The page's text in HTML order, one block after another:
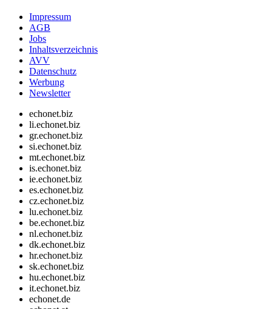
Impressum
AGB
Jobs
Inhaltsverzeichnis
AVV
Datenschutz
Werbung
Newsletter
echonet.biz
li.echonet.biz
gr.echonet.biz
si.echonet.biz
mt.echonet.biz
is.echonet.biz
ie.echonet.biz
es.echonet.biz
cz.echonet.biz
lu.echonet.biz
be.echonet.biz
nl.echonet.biz
dk.echonet.biz
hr.echonet.biz
sk.echonet.biz
hu.echonet.biz
it.echonet.biz
echonet.de